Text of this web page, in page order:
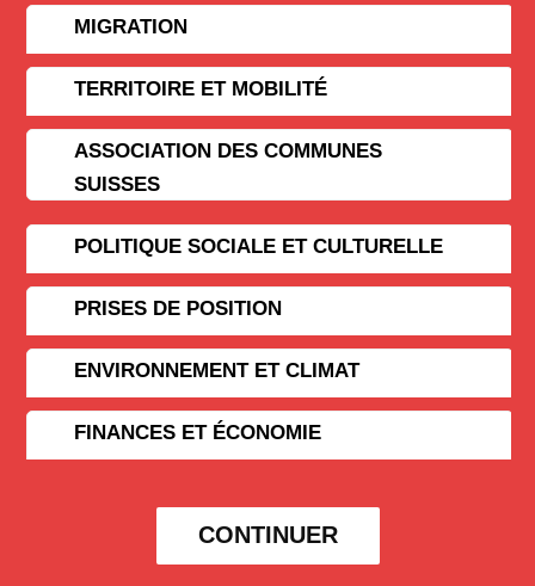
MIGRATION
TERRITOIRE ET MOBILITÉ
ASSOCIATION DES COMMUNES
SUISSES
POLITIQUE SOCIALE ET CULTURELLE
PRISES DE POSITION
ENVIRONNEMENT ET CLIMAT
FINANCES ET ÉCONOMIE
CONTINUER